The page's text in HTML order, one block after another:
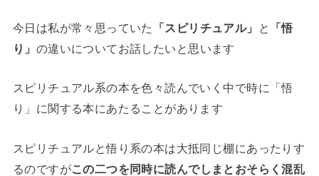
今日は私が常々思っていた 「スピリチュアル」 と
「悟
り」 の違いについてお話したいと思います
スピリチュアル系の本を色々読んでいく中で時に「悟
り」に関する本にあたることがあります
スピリチュアルと悟り系の本は大抵同じ棚にあったりす
るのですがこの二つを同時に読んでしまとおそらく混乱